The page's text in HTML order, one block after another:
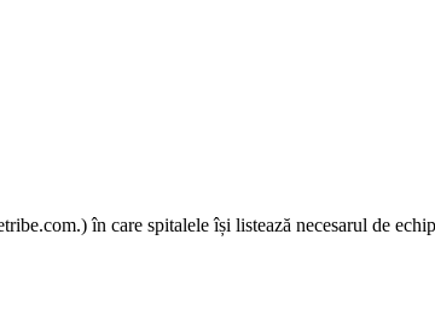
în care spitalele își listează necesarul de